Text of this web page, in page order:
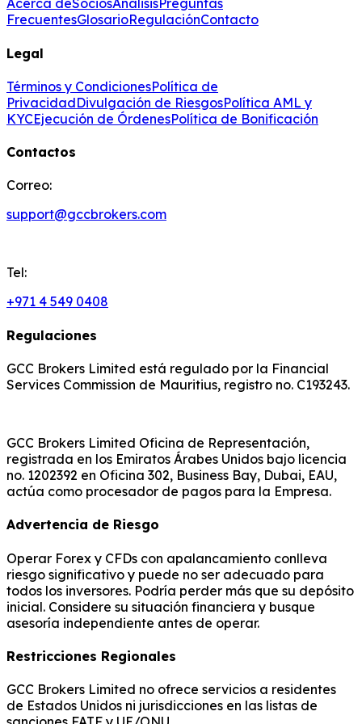
Acerca deSociosAnálisisPreguntas
FrecuentesGlosarioRegulaciónContacto
Legal
Términos y CondicionesPolítica de
PrivacidadDivulgación de RiesgosPolítica AML y
KYCEjecución de ÓrdenesPolítica de Bonificación
Contactos
Correo:
support@gccbrokers.com
Tel:
+971 4 549 0408
Regulaciones
GCC Brokers Limited está regulado por la Financial
Services Commission de Mauritius, registro no. C193243.
GCC Brokers Limited Oficina de Representación,
registrada en los Emiratos Árabes Unidos bajo licencia
no. 1202392 en Oficina 302, Business Bay, Dubai, EAU,
actúa como procesador de pagos para la Empresa.
Advertencia de Riesgo
Operar Forex y CFDs con apalancamiento conlleva
riesgo significativo y puede no ser adecuado para
todos los inversores. Podría perder más que su depósito
inicial. Considere su situación financiera y busque
asesoría independiente antes de operar.
Restricciones Regionales
GCC Brokers Limited no ofrece servicios a residentes
de Estados Unidos ni jurisdicciones en las listas de